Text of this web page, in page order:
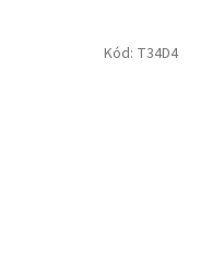
Kód: T34D4